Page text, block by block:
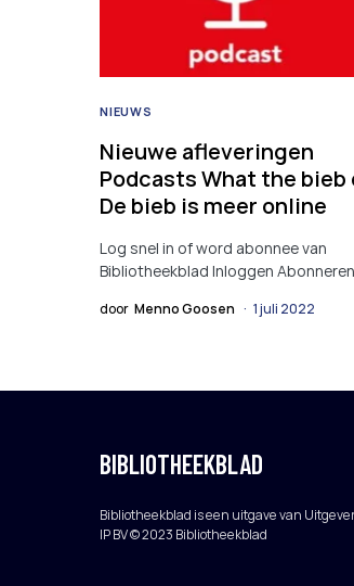
NIEUWS
Nieuwe afleveringen
Podcasts What the bieb
De bieb is meer online
Log snel in of word abonnee van
Bibliotheekblad Inloggen Abonneren
door Menno Goosen 1 juli 2022
BIBLIOTHEEKBLAD
Bibliotheekblad is een uitgave van
IP BV © 2023 Bibliotheekblad